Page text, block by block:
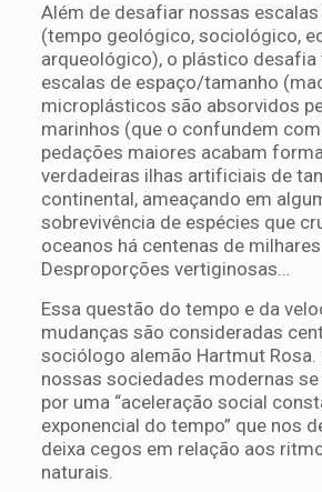
Além de desafiar nossas
(tempo geológico, sociológico,
arqueológico), o plástico
escalas de espaço/tamanho
microplásticos são absorvidos
marinhos (que o confundem
pedações maiores acabam
verdadeiras ilhas artificiais de
continental, ameaçando em
sobrevivência de espécies que
oceanos há centenas de
Desproporções vertiginosas…
Essa questão do tempo e da
mudanças são consideradas
sociólogo alemão Hartmut Rosa.
nossas sociedades modernas
por uma “aceleração social
exponencial do tempo” que nos
deixa cegos em relação aos
naturais.